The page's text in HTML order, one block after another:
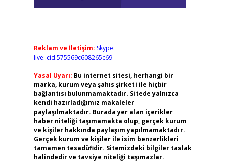
Reklam ve İletişim: Skype:
live:.cid.575569c608265c69
Yasal Uyarı: Bu internet sitesi, herhangi bir
marka, kurum veya şahıs şirketi ile hiçbir
bağlantısı bulunmamaktadır. Sitede yalnızca
kendi hazırladığımız makaleler
paylaşılmaktadır. Burada yer alan içerikler
haber niteliği taşımamakta olup, gerçek kurum
ve kişiler hakkında paylaşım yapılmamaktadır.
Gerçek kurum ve kişiler ile isim benzerlikleri
tamamen tesadüfidir. Sitemizdeki bilgiler taslak
halindedir ve tavsiye niteliği taşımazlar.